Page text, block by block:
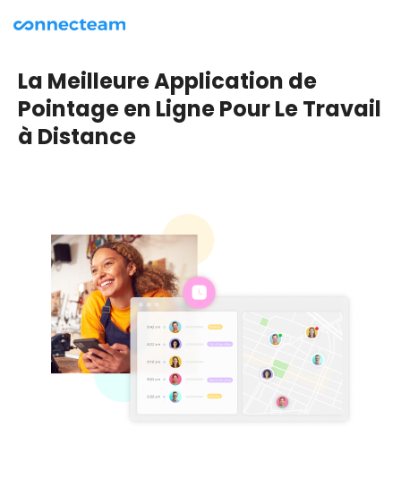
La Meilleure Application de
Pointage en Ligne Pour Le Travail
à Distance